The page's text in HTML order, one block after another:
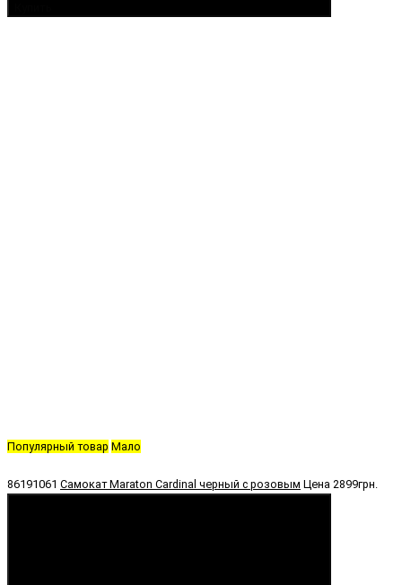
Популярный товар Мало
86191061 Самокат Maraton Cardinal черный с розовым Цена 2899грн.